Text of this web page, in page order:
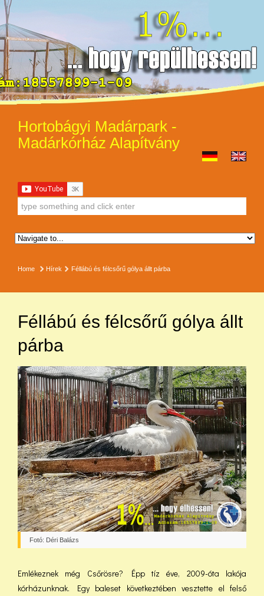
Hortobágyi Madárpark -
Madárkórház Alapítvány
Home Hírek Féllábú és félcsőrű gólya állt párba
Féllábú és félcsőrű gólya állt
párba
Fotó: Déri Balázs
Emlékeznek még Csőrösre? Épp tíz éve, 2009-óta lakója
kórházunknak. Egy baleset következtében vesztette el felső